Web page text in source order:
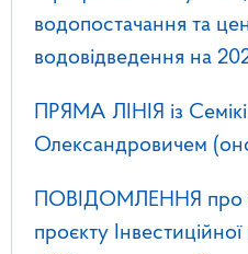
водопостачання та
водовідведення на
ПРЯМА ЛІНІЯ із
Олександровичем
ПОВІДОМЛЕННЯ про
проєкту